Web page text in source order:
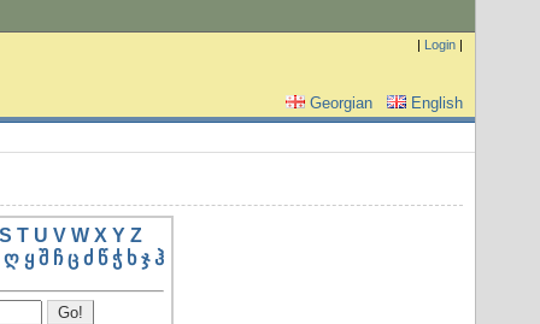
| Login |
Georgian
English
S T U V W X Y Z
ღ ყ შ ჩ ც ძ წ ჭ ხ ჯ ჰ